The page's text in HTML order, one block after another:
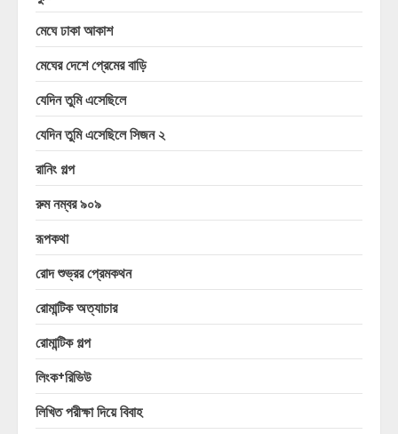
মেঘে ঢাকা আকাশ
মেঘের দেশে প্রেমের বাড়ি
যেদিন তুমি এসেছিলে
যেদিন তুমি এসেছিলে সিজন ২
রানিং গল্প
রুম নম্বর ৯০৯
রূপকথা
রোদ শুভ্রর প্রেমকথন
রোমান্টিক অত্যাচার
রোমান্টিক গল্প
লিংক+রিভিউ
লিখিত পরীক্ষা দিয়ে বিবাহ